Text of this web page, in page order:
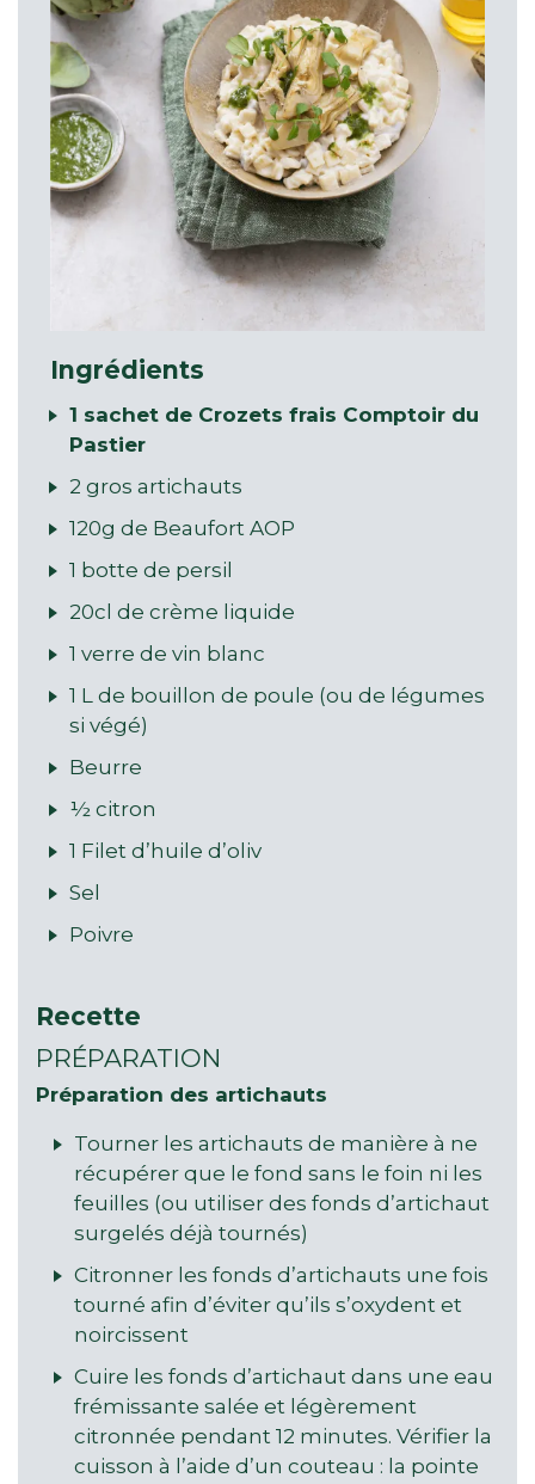
Ingrédients
1 sachet de Crozets frais Comptoir du
Pastier
2 gros artichauts
120g de Beaufort AOP
1 botte de persil
20cl de crème liquide
1 verre de vin blanc
1 L de bouillon de poule (ou de légumes
si végé)
Beurre
½ citron
1 Filet d’huile d’oliv
Sel
Poivre
Recette
PRÉPARATION
Préparation des artichauts
Tourner les artichauts de manière à ne
récupérer que le fond sans le foin ni les
feuilles (ou utiliser des fonds d’artichaut
surgelés déjà tournés)
Citronner les fonds d’artichauts une fois
tourné afin d’éviter qu’ils s’oxydent et
noircissent
Cuire les fonds d’artichaut dans une eau
frémissante salée et légèrement
citronnée pendant 12 minutes. Vérifier la
cuisson à l’aide d’un couteau : la pointe